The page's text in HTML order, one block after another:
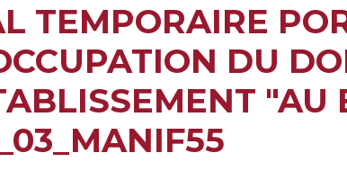
TEMPORAIRE
DU
"AU